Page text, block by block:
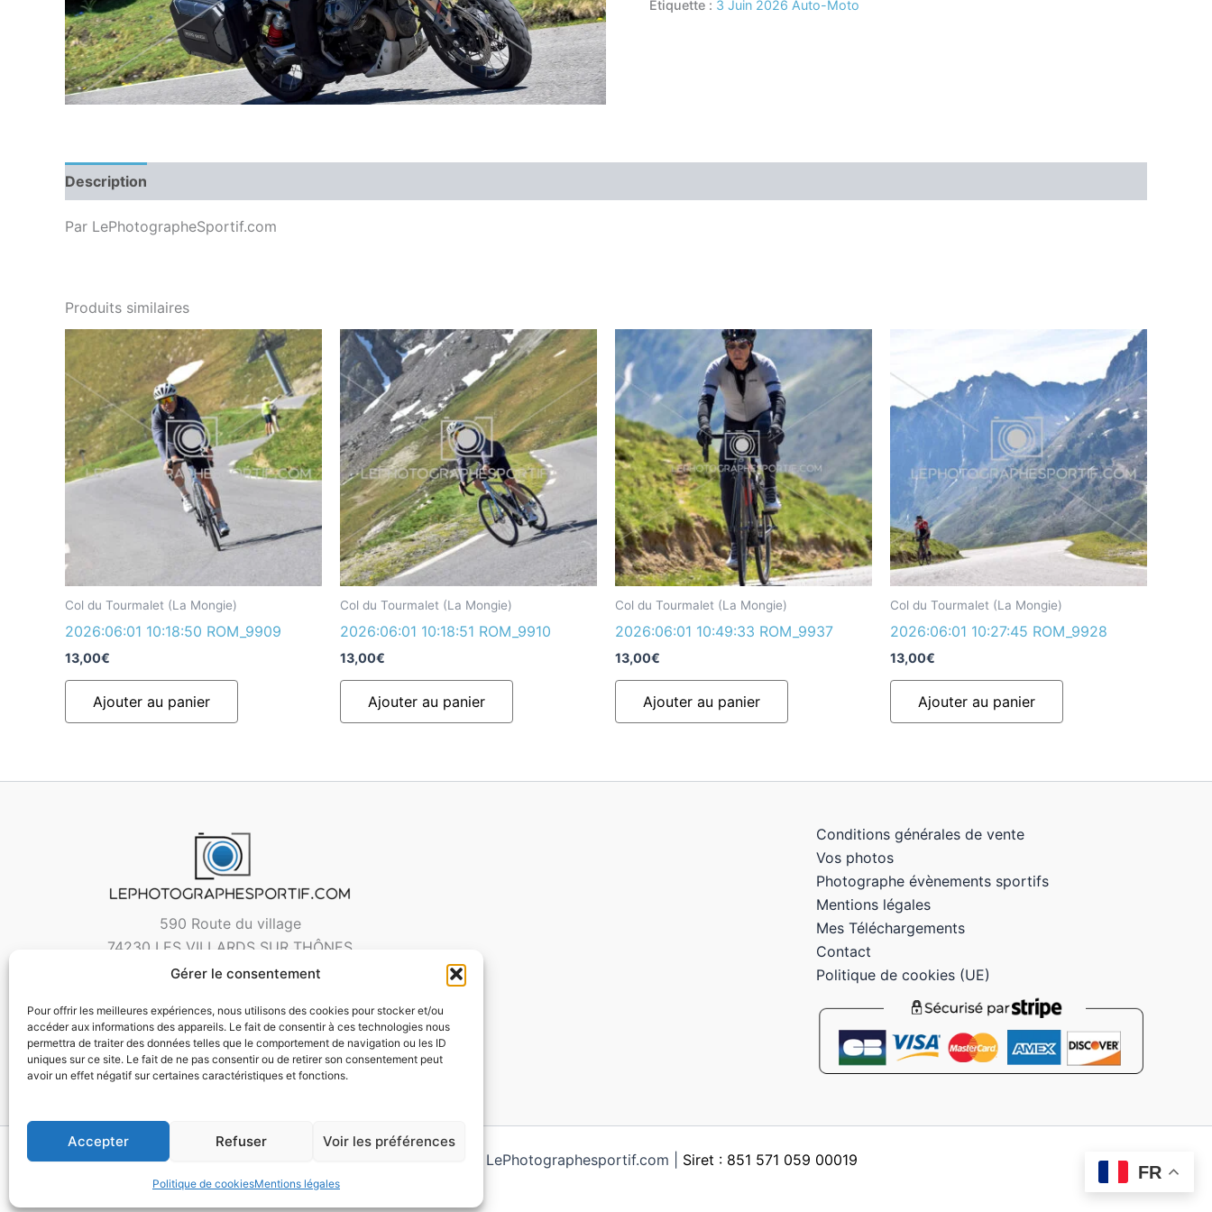
Gérer le consentement
Pour offrir les meilleures expériences, nous utilisons des cookies pour stocker et/ou
accéder aux informations des appareils. Le fait de consentir à ces technologies nous
permettra de traiter des données telles que le comportement de navigation ou les ID
uniques sur ce site. Le fait de ne pas consentir ou de retirer son consentement peut
avoir un effet négatif sur certaines caractéristiques et fonctions.
Accepter Refuser Voir les préférences
Politique de cookiesMentions légales
Étiquette : 3 Juin 2026 Auto-Moto
Description
Par LePhotographeSportif.com
Produits similaires
Col du Tourmalet (La Mongie)
2026:06:01 10:18:50 ROM_9909
13,00€
Ajouter au panier
Col du Tourmalet (La Mongie)
2026:06:01 10:18:51 ROM_9910
13,00€
Ajouter au panier
Col du Tourmalet (La Mongie)
2026:06:01 10:49:33 ROM_9937
13,00€
Ajouter au panier
Col du Tourmalet (La Mongie)
2026:06:01 10:27:45 ROM_9928
13,00€
Ajouter au panier
590 Route du village
74230 LES VILLARDS SUR THÔNES
Conditions générales de vente
Vos photos
Photographe évènements sportifs
Mentions légales
Mes Téléchargements
Contact
Politique de cookies (UE)
Copyright © 2026 LePhotographesportif.com | Siret : 851 571 059 00019
FR